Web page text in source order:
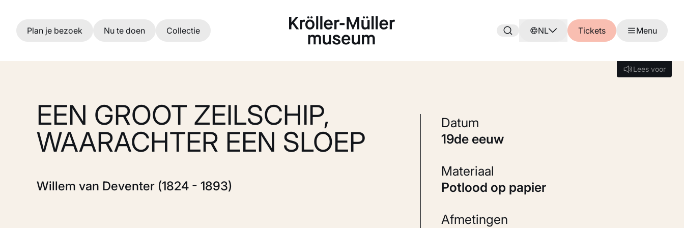
Ga naar hoofdinhoud
Plan je bezoek Nu te doen Collectie NL Tickets Menu
Lees voor
Lees voor
EEN GROOT ZEILSCHIP,
WAARACHTER EEN SLOEP
Willem van Deventer (1824 - 1893)
Datum
19de eeuw
Materiaal
Potlood op papier
Afmetingen